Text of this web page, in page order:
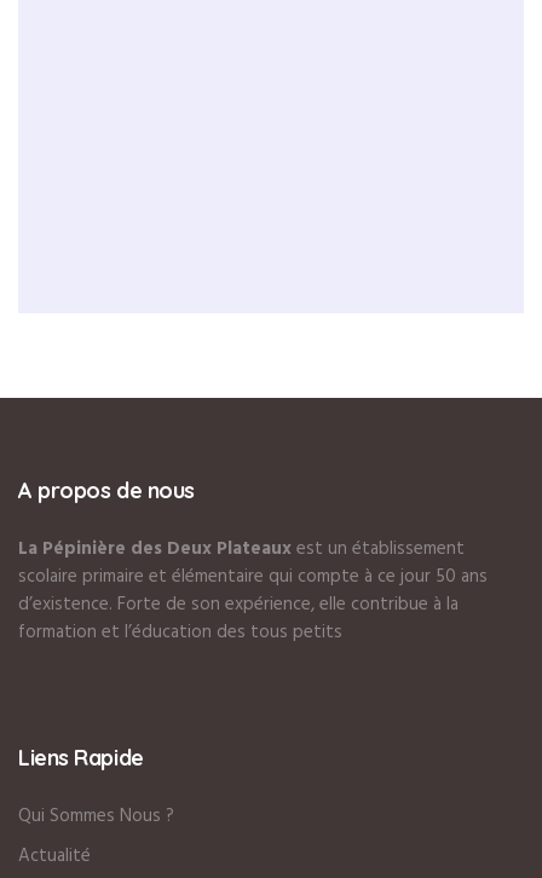
A propos de nous
La Pépinière des Deux Plateauxest un établissement
scolaire primaire et élémentaire qui compte à ce jour 50 ans
d’existence. Forte de son expérience, elle contribue à la
formation et l’éducation des tous petits
Liens Rapide
Qui Sommes Nous ?
Actualité